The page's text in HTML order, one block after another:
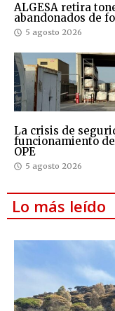
ALGESA retira
abandonados de
5 agosto 2026
La crisis de
funcionamiento
OPE
5 agosto 2026
Lo más leído